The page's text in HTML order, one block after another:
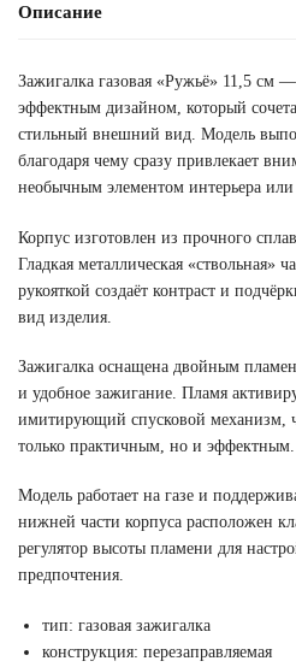
Описание
Зажигалка газовая «Ружьё» 11,5 см
эффектным дизайном, который
стильный внешний вид. Модель
благодаря чему сразу привлекает
необычным элементом интерьера
Корпус изготовлен из прочного
Гладкая металлическая «ствольная»
рукояткой создаёт контраст и
вид изделия.
Зажигалка оснащена двойным
и удобное зажигание. Пламя
имитирующий спусковой механизм,
только практичным, но и эффектным.
Модель работает на газе и
нижней части корпуса расположен
регулятор высоты пламени для
предпочтения.
тип: газовая зажигалка
конструкция: перезаправляемая